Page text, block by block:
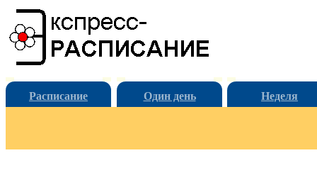
Расписание Один день Неделя